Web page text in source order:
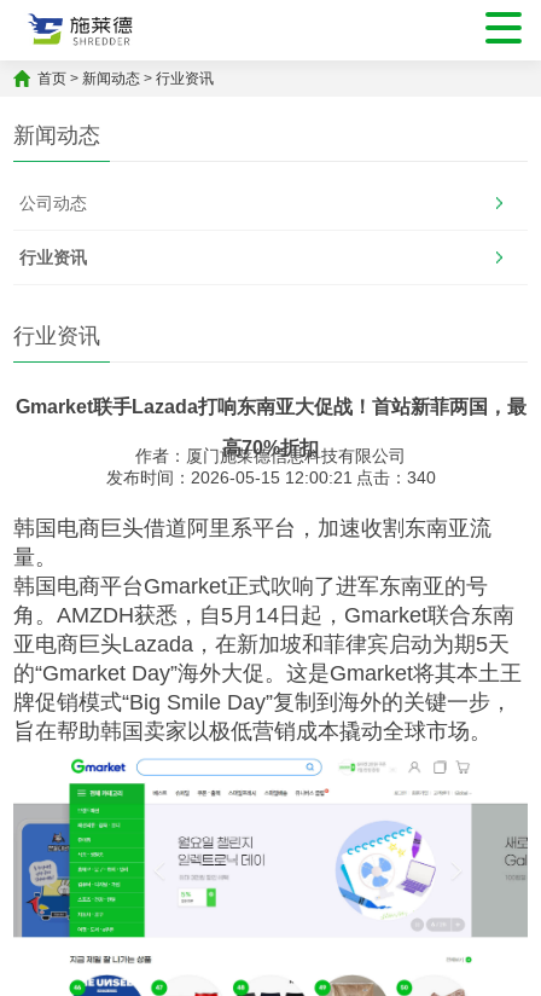
首页 > 新闻动态 >行业资讯
新闻动态
公司动态
行业资讯
行业资讯
Gmarket联手Lazada打响东南亚大促战！首站新菲两国，最
高70%折扣
作者：厦门施莱德信息科技有限公司
发布时间：2026-05-15 12:00:21 点击： 340
韩国电商巨头借道阿里系平台，加速收割东南亚流
量。
韩国电商平台Gmarket正式吹响了进军东南亚的号
角。AMZDH获悉，自5月14日起，Gmarket联合东南
亚电商巨头Lazada，在新加坡和菲律宾启动为期5天
的“Gmarket Day”海外大促。这是Gmarket将其本土王
牌促销模式“Big Smile Day”复制到海外的关键一步，
旨在帮助韩国卖家以极低营销成本撬动全球市场。